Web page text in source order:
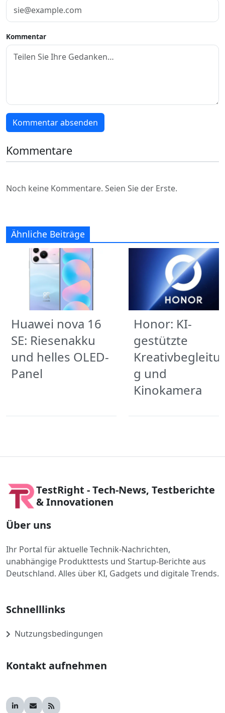
Kommentar
Kommentar absenden
Kommentare
Noch keine Kommentare. Seien Sie der Erste.
Ähnliche Beiträge
Huawei nova 16
SE: Riesenakku
und helles OLED-
Panel
Honor: KI-
gestützte
g und
Kinokamera
TestRight - Tech-News, Testberichte
& Innovationen
Über uns
Ihr Portal für aktuelle Technik-Nachrichten,
unabhängige Produkttests und Startup-Berichte aus
Deutschland. Alles über KI, Gadgets und digitale Trends.
Schnelllinks
Nutzungsbedingungen
Kontakt aufnehmen